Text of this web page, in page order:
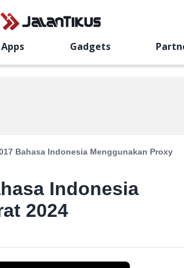
Apps Gadgets
Bahasa Indonesia Menggunakan Proxy
Indonesia
2024